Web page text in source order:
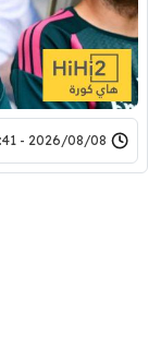
2026/08/08 - 22:41